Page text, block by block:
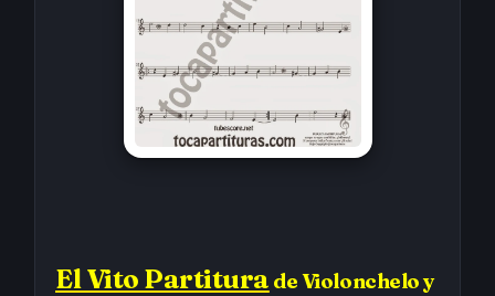
El Vito Partitura de Violonchelo y